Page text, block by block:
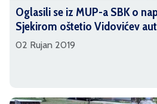
Oglasili se iz MUP-a SBK o
Sjekirom oštetio Vidovićev
02 Rujan 2019